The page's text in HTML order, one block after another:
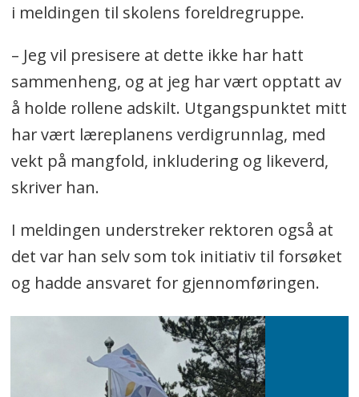
i meldingen til skolens foreldregruppe.
– Jeg vil presisere at dette ikke har hatt
sammenheng, og at jeg har vært opptatt av
å holde rollene adskilt. Utgangspunktet mitt
har vært læreplanens verdigrunnlag, med
vekt på mangfold, inkludering og likeverd,
skriver han.
I meldingen understreker rektoren også at
det var han selv som tok initiativ til forsøket
og hadde ansvaret for gjennomføringen.